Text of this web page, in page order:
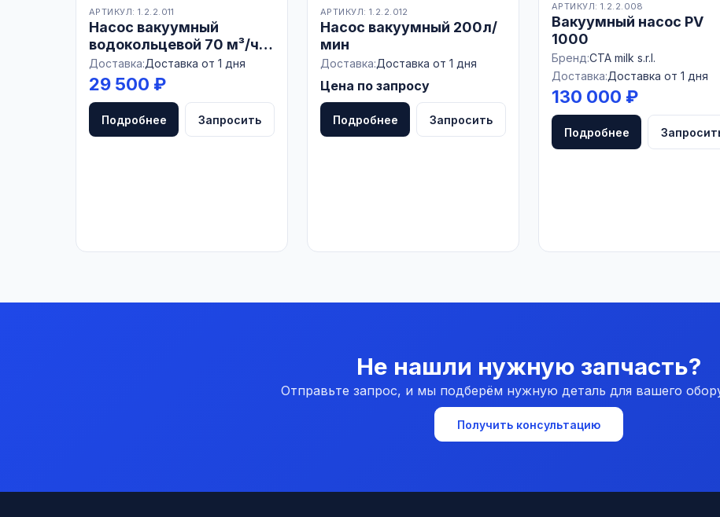
АРТИКУЛ: 1.2.2.011
Насос вакуумный
водокольцевой 70 м³/ч
ВВН-70А
Доставка:Доставка от 1 дня
29 500 ₽
Подробнее Запросить
АРТИКУЛ: 1.2.2.012
Насос вакуумный 200л/
мин
Доставка:Доставка от 1 дня
Цена по запросу
Подробнее Запросить
АРТИКУЛ: 1.2.2.008
Вакуумный насос PV
1000
Бренд:CTA milk s.r.l.
Доставка:Доставка от 1 дня
130 000 ₽
Подробнее
Не нашли нужную запчасть?
Отправьте запрос, и мы подберём нужную деталь для вашего
Получить консультацию